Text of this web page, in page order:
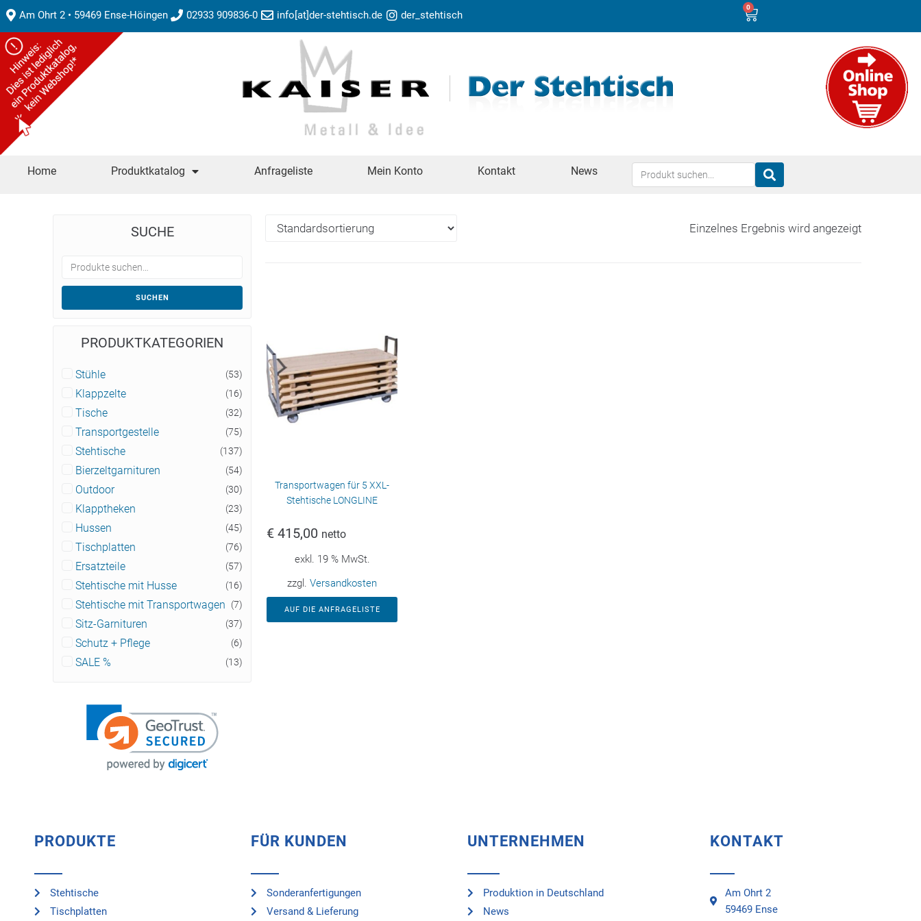
Am Ohrt 2 • 59469 Ense-Höingen 02933 909836-0 info[at]der-stehtisch.de der_stehtisch
0
Home Produktkatalog Anfrageliste Mein Konto Kontakt News
Einzelnes Ergebnis wird angezeigt
Transportwagen für 5 XXL-
Stehtische LONGLINE
€ 415,00 netto
exkl. 19 % MwSt.
zzgl. Versandkosten
AUF DIE ANFRAGELISTE
SUCHE
SUCHEN
PRODUKTKATEGORIEN
Stühle (53)
Klappzelte (16)
Tische (32)
Transportgestelle (75)
Stehtische (137)
Bierzeltgarnituren (54)
Outdoor (30)
Klapptheken (23)
Hussen (45)
Tischplatten (76)
Ersatzteile (57)
Stehtische mit Husse (16)
Stehtische mit Transportwagen (7)
Sitz-Garnituren (37)
Schutz + Pflege (6)
SALE % (13)
PRODUKTE
Stehtische
Tischplatten
FÜR KUNDEN
Sonderanfertigungen
Versand & Lieferung
UNTERNEHMEN
Produktion in Deutschland
News
KONTAKT
Am Ohrt 2
59469 Ense